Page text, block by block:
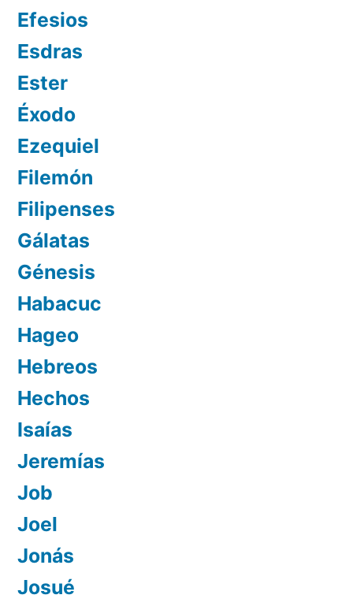
Efesios
Esdras
Ester
Éxodo
Ezequiel
Filemón
Filipenses
Gálatas
Génesis
Habacuc
Hageo
Hebreos
Hechos
Isaías
Jeremías
Job
Joel
Jonás
Josué